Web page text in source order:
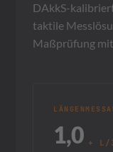
DAkkS-
taktile
Maßprüfung
1,0 + L/